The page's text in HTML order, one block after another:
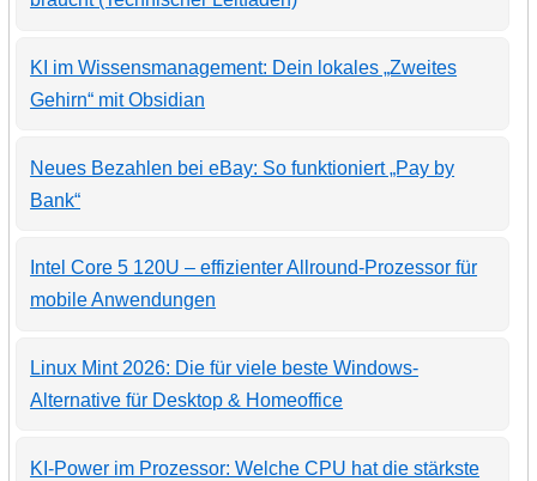
KI im Wissensmanagement: Dein lokales „Zweites
Gehirn“ mit Obsidian
Neues Bezahlen bei eBay: So funktioniert „Pay by
Bank“
Intel Core 5 120U – effizienter Allround-Prozessor für
mobile Anwendungen
Linux Mint 2026: Die für viele beste Windows-
Alternative für Desktop & Homeoffice
KI-Power im Prozessor: Welche CPU hat die stärkste